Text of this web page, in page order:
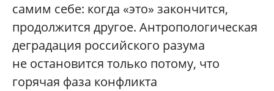
самим себе: когда «это» закончится,
продолжится другое. Антропологическая
деградация российского разума
не остановится только потому, что
горячая фаза конфликта